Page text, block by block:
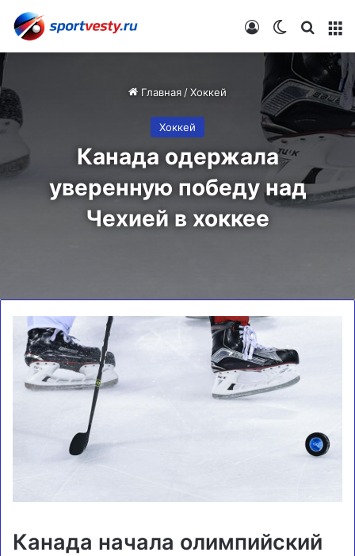
Switch skin
Войти
Главная /Хоккей
Хоккей
Канада одержала
уверенную победу над
Чехией в хоккее
Канада начала олимпийский